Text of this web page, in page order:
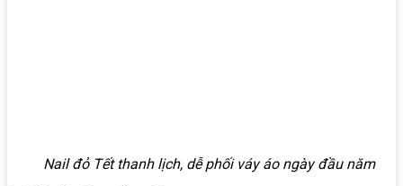
Nail đỏ Tết thanh lịch, dễ phối váy áo ngày đầu năm